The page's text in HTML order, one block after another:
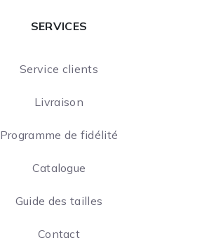
SERVICES
Service clients
Livraison
Programme de fidélité
Catalogue
Guide des tailles
Contact